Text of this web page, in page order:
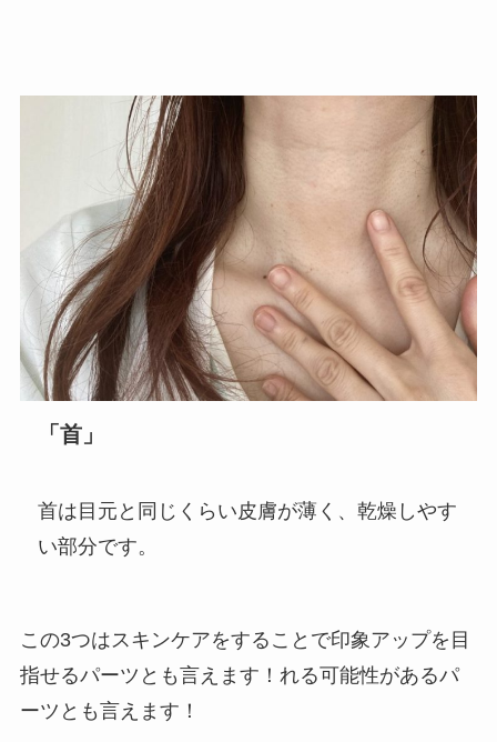
「首」
首は目元と同じくらい皮膚が薄く、乾燥しやす
い部分です。
この3つはスキンケアをすることで印象アップを目
指せるパーツとも言えます！れる可能性があるパ
ーツとも言えます！